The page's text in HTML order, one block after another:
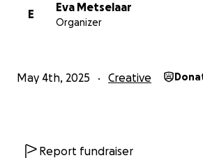
E
Eva Metselaar
Organizer
May 4th, 2025 Creative
Report fundraiser